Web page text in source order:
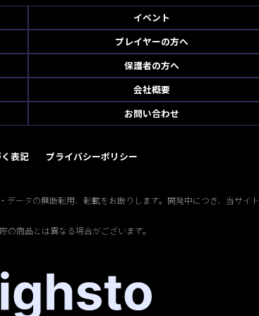
イベント
プレイヤーの方へ
保護者の方へ
会社概要
お問い合わせ
表記 プライバシーポリシー
ータの無断転用、転載をお断りします。開発中につき、当サイト
の商品とは異なる場合がございます。